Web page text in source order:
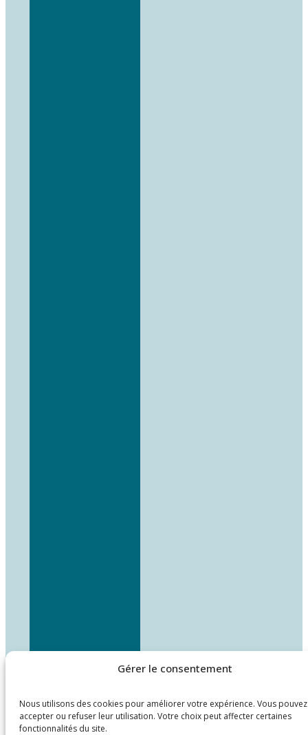
Gérer le consentement
Nous utilisons des cookies pour améliorer votre expérience. Vous pouvez
accepter ou refuser leur utilisation. Votre choix peut affecter certaines
fonctionnalités du site.